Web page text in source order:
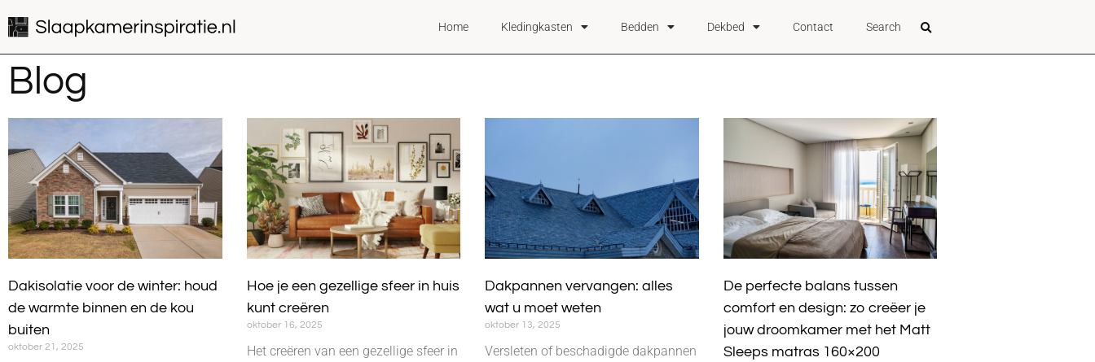
Home Kledingkasten Bedden Dekbed Contact Search
Blog
Dakisolatie voor de winter: houd
de warmte binnen en de kou
buiten
oktober 21, 2025
Hoe je een gezellige sfeer in huis
kunt creëren
oktober 16, 2025
Het creëren van een gezellige sfeer in
Dakpannen vervangen: alles
wat u moet weten
oktober 13, 2025
Versleten of beschadigde dakpannen
De perfecte balans tussen
comfort en design: zo creëer je
jouw droomkamer met het Matt
Sleeps matras 160×200